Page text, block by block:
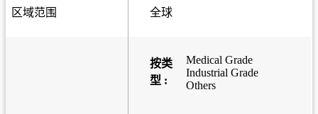
区域范围 全球
按类
型 :
Medical Grade
Industrial Grade
Others